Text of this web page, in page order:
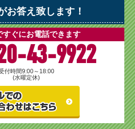
お答え致します！
すぐにお電話できます
43-9922
付時間9:00～18:00
(水曜定休)